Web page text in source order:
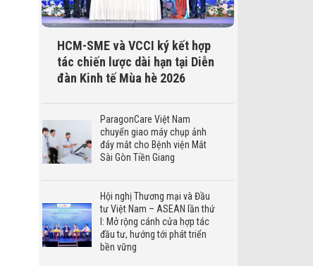
HCM-SME và VCCI ký kết hợp
tác chiến lược dài hạn tại Diễn
đàn Kinh tế Mùa hè 2026
ParagonCare Việt Nam
chuyển giao máy chụp ảnh
đáy mắt cho Bệnh viện Mắt
Sài Gòn Tiền Giang
Hội nghị Thương mại và Đầu
tư Việt Nam – ASEAN lần thứ
I: Mở rộng cánh cửa hợp tác
đầu tư, hướng tới phát triển
bền vững